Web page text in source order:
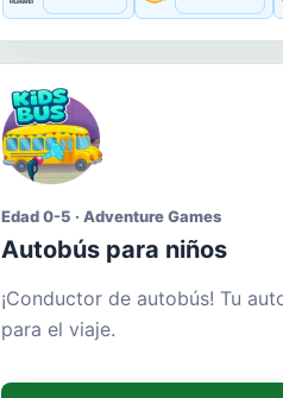
Edad 0-5 · Adventure Games
Autobús para niños
¡Conductor de autobús! Tu
para el viaje.